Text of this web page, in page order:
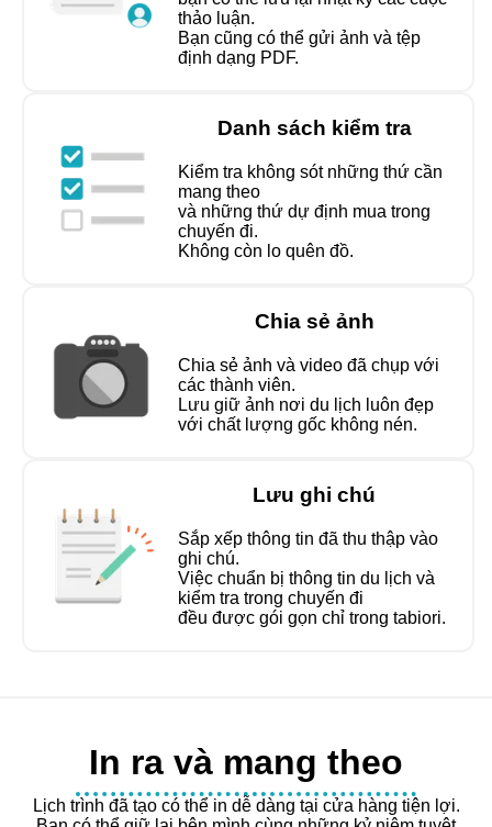
thảo luận.
Bạn cũng có thể gửi ảnh và tệp
định dạng PDF.
Danh sách kiểm tra
Kiểm tra không sót những thứ cần
mang theo
và những thứ dự định mua trong
chuyến đi.
Không còn lo quên đồ.
Chia sẻ ảnh
Chia sẻ ảnh và video đã chụp với
các thành viên.
Lưu giữ ảnh nơi du lịch luôn đẹp
với chất lượng gốc không nén.
Lưu ghi chú
Sắp xếp thông tin đã thu thập vào
ghi chú.
Việc chuẩn bị thông tin du lịch và
kiểm tra trong chuyến đi
đều được gói gọn chỉ trong tabiori.
In ra và mang theo
Lịch trình đã tạo có thể in dễ dàng tại cửa hàng tiện lợi.